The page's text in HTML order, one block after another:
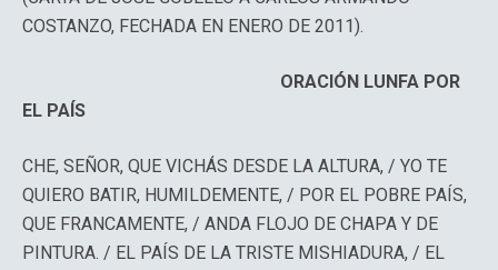
COSTANZO, FECHADA EN ENERO DE 2011).
ORACIÓN LUNFA POR
EL PAÍS
CHE, SEÑOR, QUE VICHÁS DESDE LA ALTURA, / YO TE
QUIERO BATIR, HUMILDEMENTE, / POR EL POBRE PAÍS,
QUE FRANCAMENTE, / ANDA FLOJO DE CHAPA Y DE
PINTURA. / EL PAÍS DE LA TRISTE MISHIADURA, / EL